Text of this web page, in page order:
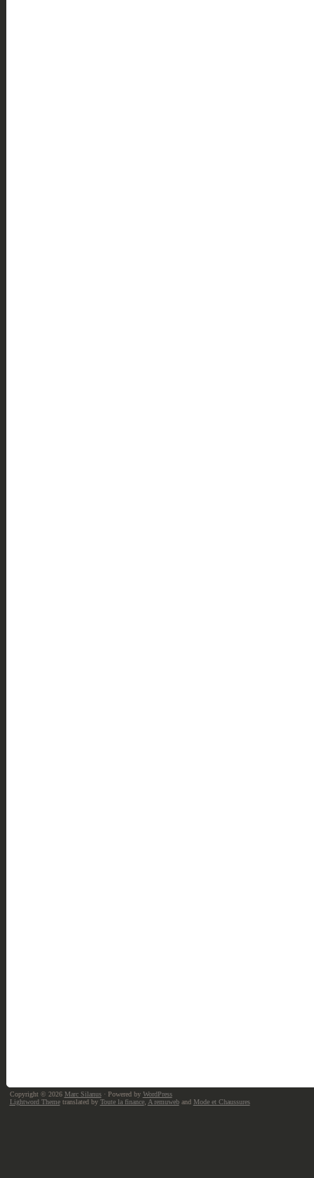
Copyright © 2026 Marc Silanus· Powered by WordPress
Lightword Themetranslated by Toute la finance, A remuweband Mode et Chaussures